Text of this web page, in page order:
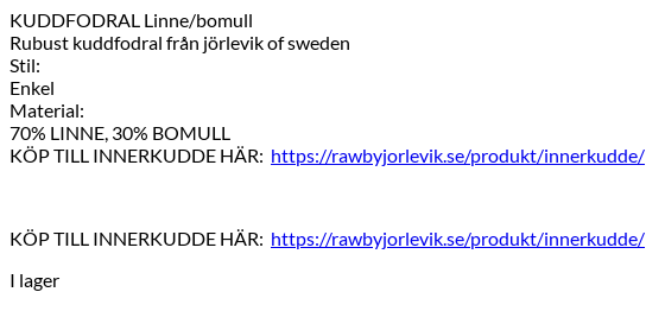
KUDDFODRAL Linne/bomull
Rubust kuddfodral från jörlevik of sweden
Stil:
Enkel
Material:
70% LINNE, 30% BOMULL
KÖP TILL INNERKUDDE HÄR: https://rawbyjorlevik.se/produkt/innerkudde/
KÖP TILL INNERKUDDE HÄR: https://rawbyjorlevik.se/produkt/innerkudde/
I lager